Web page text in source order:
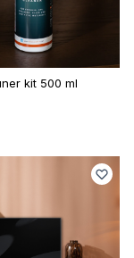
kit 500 ml